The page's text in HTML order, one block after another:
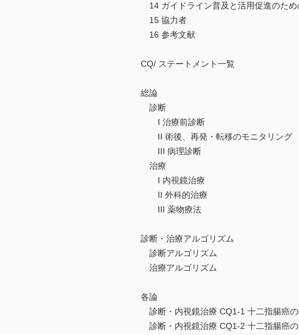
14 ガイドライン普及と活用促進のため
15 協力者
16 参考文献
CQ/ ステートメント一覧
総論
診断
I 治療前診断
II 術後、再発・転移のモニタリング
III 病理診断
治療
I 内視鏡治療
II 外科的治療
III 薬物療法
診断・治療アルゴリズム
診断アルゴリズム
治療アルゴリズム
各論
診断・内視鏡治療 CQ1-1 十二指腸癌
診断・内視鏡治療 CQ1-2 十二指腸癌の